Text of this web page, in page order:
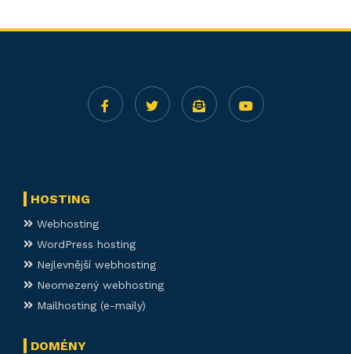
HOSTING
Webhosting
WordPress hosting
Nejlevnější webhosting
Neomezený webhosting
Mailhosting (e-maily)
DOMÉNY